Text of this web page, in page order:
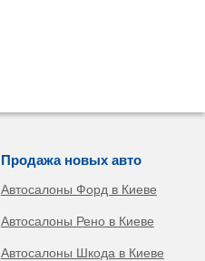
Продажа новых авто
Автосалоны Форд в Киеве
Автосалоны Рено в Киеве
Автосалоны Шкода в Киеве